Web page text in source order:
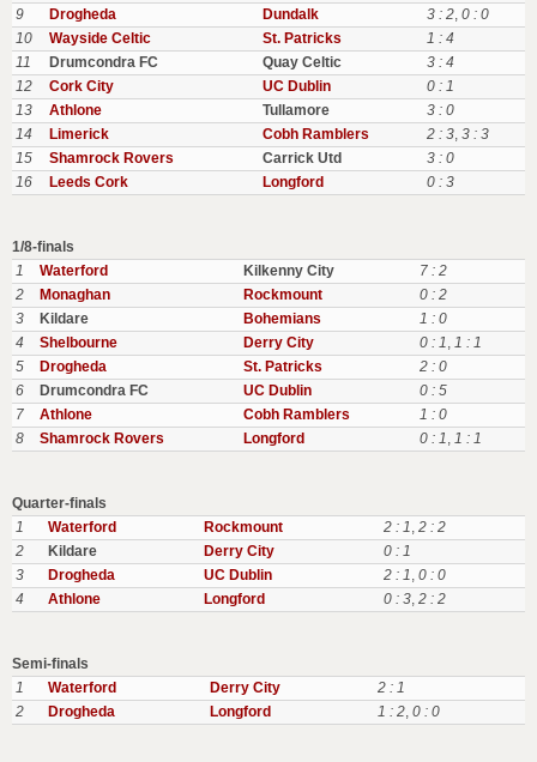
9
Drogheda Dundalk 3 : 2, 0 : 0
10
Wayside Celtic St. Patricks
1 : 4
11
Drumcondra FC Quay Celtic
3 : 4
12
Cork City UC Dublin
0 : 1
13
Athlone Tullamore
3 : 0
14
Limerick Cobh Ramblers 2 : 3, 3 : 3
15
Shamrock Rovers Carrick Utd
3 : 0
16
Leeds Cork Longford 0 : 3
1/8-finals
1
Waterford Kilkenny City
7 : 2
2
Monaghan Rockmount
0 : 2
3
Kildare Bohemians
1 : 0
4
Shelbourne Derry City 0 : 1, 1 : 1
5
Drogheda St. Patricks
2 : 0
6
Drumcondra FC UC Dublin
0 : 5
7
Athlone Cobh Ramblers
1 : 0
8
Shamrock Rovers Longford 0 : 1, 1 : 1
Quarter-finals
1
Waterford Rockmount 2 : 1, 2 : 2
2
Kildare Derry City
0 : 1
3
Drogheda UC Dublin 2 : 1, 0 : 0
4
Athlone Longford 0 : 3, 2 : 2
Semi-finals
1
Waterford Derry City
2 : 1
2
Drogheda Longford 1 : 2, 0 : 0